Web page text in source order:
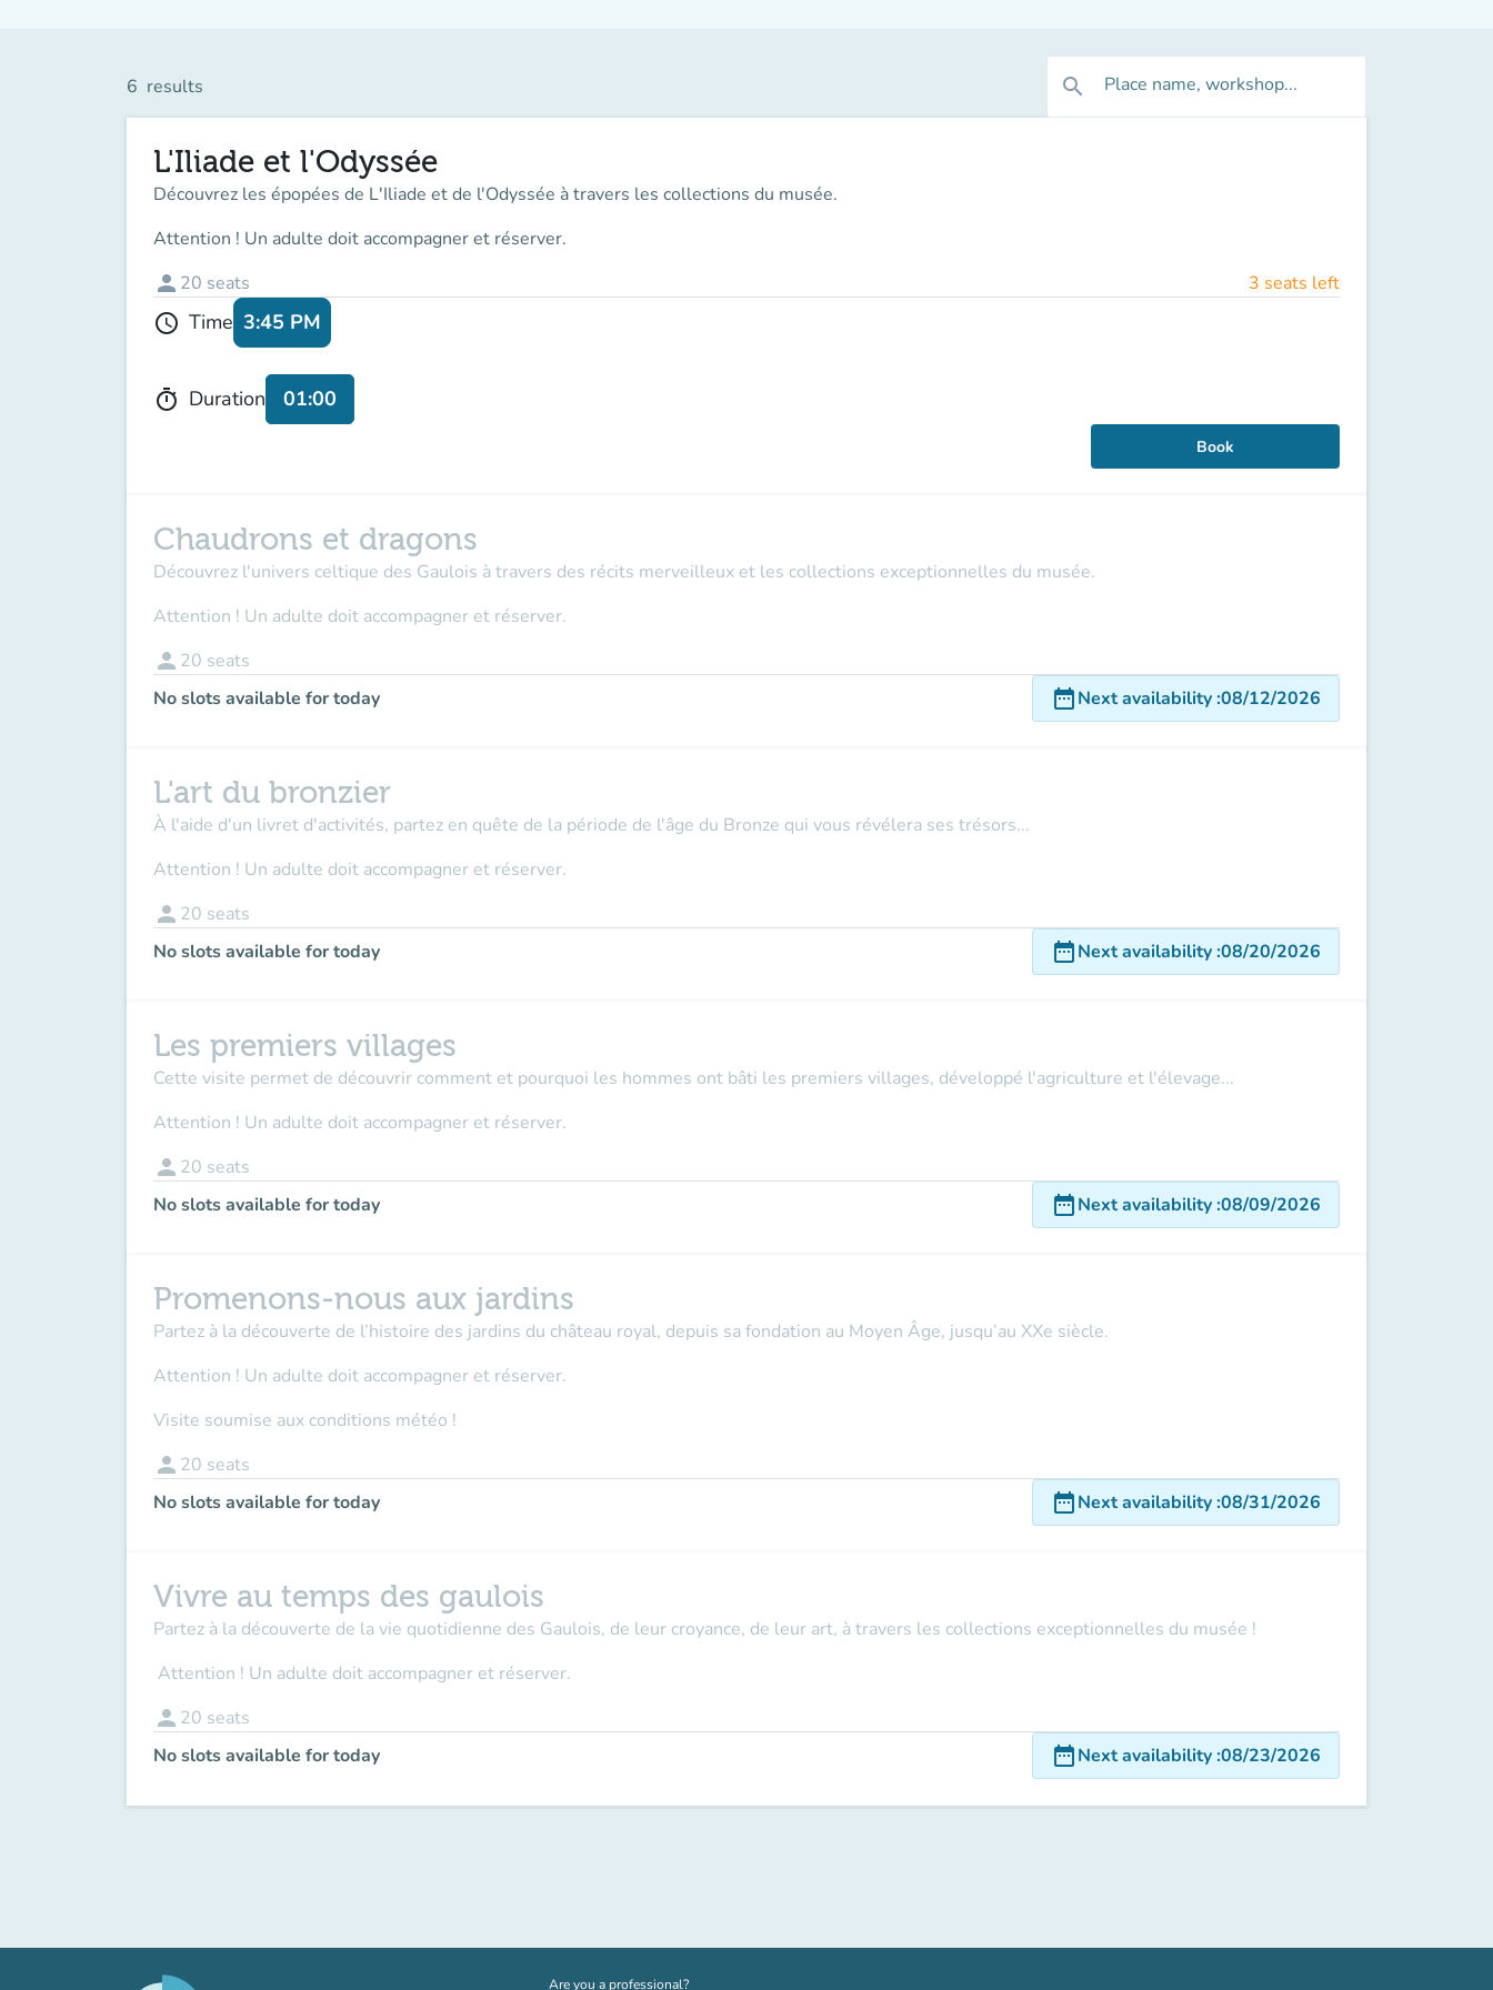
6 results search Place name, workshop...
L'Iliade et l'Odyssée
Découvrez les épopées de L'Iliade et de l'Odyssée à travers les collections du musée.
Attention ! Un adulte doit accompagner et réserver.
person 20 seats 3 seats left
schedule Time 3:45 PM
timer Duration 01:00
Book
Chaudrons et dragons
Découvrez l'univers celtique des Gaulois à travers des récits merveilleux et les collections exceptionnelles du musée.
Attention ! Un adulte doit accompagner et réserver.
person 20 seats
No slots available for today
date_rangeNext availability:08/12/2026
L'art du bronzier
À l'aide d'un livret d'activités, partez en quête de la période de l'âge du Bronze qui vous révélera ses trésors...
Attention ! Un adulte doit accompagner et réserver.
person 20 seats
No slots available for today
date_rangeNext availability:08/20/2026
Les premiers villages
Cette visite permet de découvrir comment et pourquoi les hommes ont bâti les premiers villages, développé l'agriculture et l'élevage...
Attention ! Un adulte doit accompagner et réserver.
person 20 seats
No slots available for today
date_rangeNext availability:08/09/2026
Promenons-nous aux jardins
Partez à la découverte de l’histoire des jardins du château royal, depuis sa fondation au Moyen Âge, jusqu’au XXe siècle.
Attention ! Un adulte doit accompagner et réserver.
Visite soumise aux conditions météo !
person 20 seats
No slots available for today
date_rangeNext availability:08/31/2026
Vivre au temps des gaulois
Partez à la découverte de la vie quotidienne des Gaulois, de leur croyance, de leur art, à travers les collections exceptionnelles du musée !
Attention ! Un adulte doit accompagner et réserver.
person 20 seats
No slots available for today
date_rangeNext availability:08/23/2026
Are you a professional?(new tab)